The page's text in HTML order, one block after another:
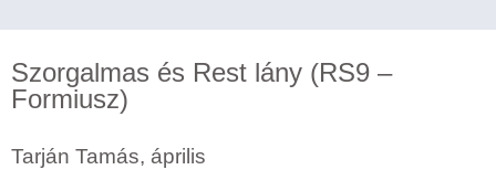
Szorgalmas és Rest lány (RS9 –
Formiusz)
Tarján Tamás, április